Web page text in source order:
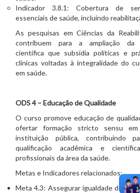
Indicador 3.8.1: Cobertura de
essenciais de saúde, incluindo
As pesquisas em Ciências da
contribuem para a ampliação da
científica que subsidia políticas e
clínicas voltadas à integralidade do
em saúde.
ODS 4 – Educação de Qualidade
O curso promove educação de
ofertar formação stricto sensu em
instituição pública, contribuindo
qualificação acadêmica e
profissionais da área da saúde.
Metas e Indicadores relacionados:
Meta 4.3: Assegurar igualdade de